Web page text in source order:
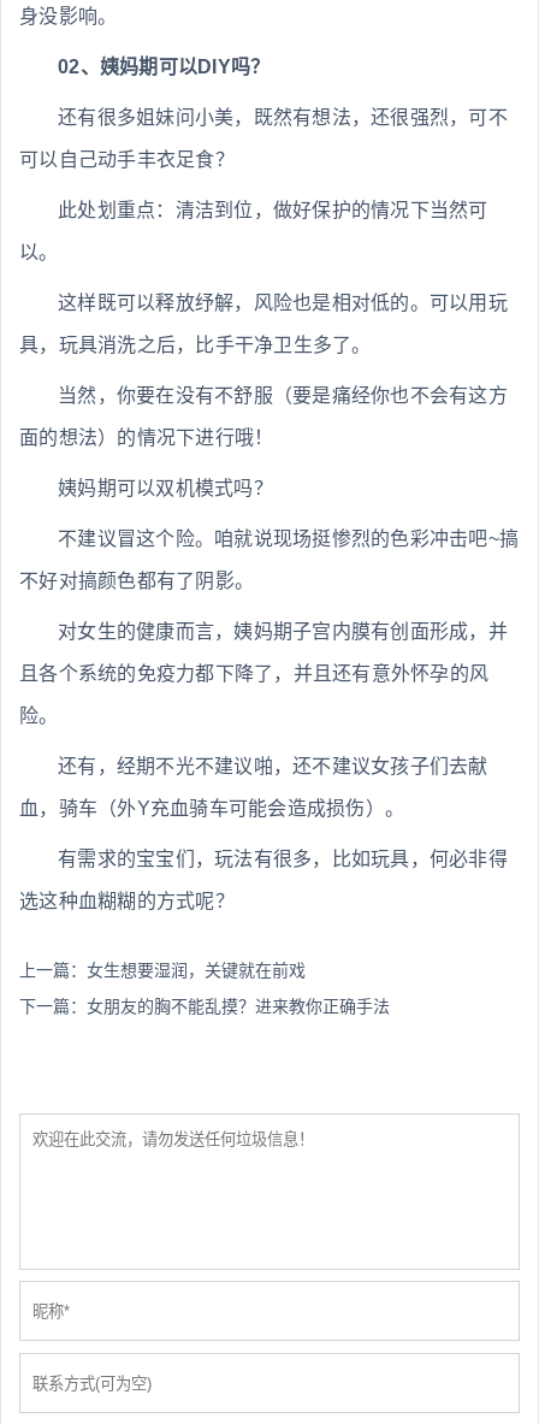
身没影响。
02、姨妈期可以DIY吗？
还有很多姐妹问小美，既然有想法，还很强烈，可不
可以自己动手丰衣足食？
此处划重点：清洁到位，做好保护的情况下当然可
以。
这样既可以释放纾解，风险也是相对低的。可以用玩
具，玩具消洗之后，比手干净卫生多了。
当然，你要在没有不舒服（要是痛经你也不会有这方
面的想法）的情况下进行哦！
姨妈期可以双机模式吗？
不建议冒这个险。咱就说现场挺惨烈的色彩冲击吧~搞
不好对搞颜色都有了阴影。
对女生的健康而言，姨妈期子宫内膜有创面形成，并
且各个系统的免疫力都下降了，并且还有意外怀孕的风
险。
还有，经期不光不建议啪，还不建议女孩子们去献
血，骑车（外Y充血骑车可能会造成损伤）。
有需求的宝宝们，玩法有很多，比如玩具，何必非得
选这种血糊糊的方式呢？
上一篇： 女生想要湿润，关键就在前戏
下一篇： 女朋友的胸不能乱摸？进来教你正确手法